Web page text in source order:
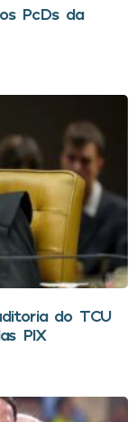
PcDs da
do TCU
PIX